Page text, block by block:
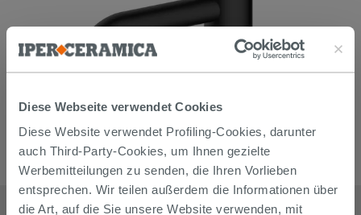
Diese Webseite verwendet Cookies
Diese Website verwendet Profiling-Cookies, darunter
auch Third-Party-Cookies, um Ihnen gezielte
Werbemitteilungen zu senden, die Ihren Vorlieben
entsprechen. Wir teilen außerdem die Informationen über
die Art, auf die Sie unsere Website verwenden, mit
Waschtischarmatur ohne Ablauf Spring Edelstahl 304 Schwarz
matt